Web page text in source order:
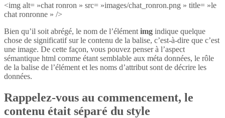
<img alt= »chat ronron » src= »images/chat_ronron.png » title= »le
chat ronronne » />
Bien qu’il soit abrégé, le nom de l’élément img indique quelque
chose de significatif sur le contenu de la balise, c’est-à-dire que c’est
une image. De cette façon, vous pouvez penser à l’aspect
sémantique html comme étant semblable aux méta données, le rôle
de la balise de l’élément et les noms d’attribut sont de décrire les
données.
Rappelez-vous au commencement, le
contenu était séparé du style